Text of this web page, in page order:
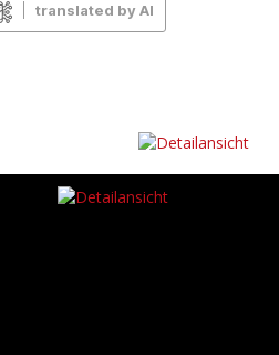
translated by AI